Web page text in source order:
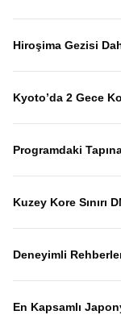
Japonya’nın
Kyoto–Tokyo ve
Hiroşima Gezisi
Dünya tarihinde
Hiroşima’da,
bugününü
Kyoto’da 2 Gece
Birçok turda
konaklayarak,
acele etmeden
Programdaki
Gyeongbokgung
Kamakura Bambu
Kuzey Kore Sınırı
Güney
yapılan özel gezi
Deneyimli
Yıllardır bu tur
rehberler
En Kapsamlı